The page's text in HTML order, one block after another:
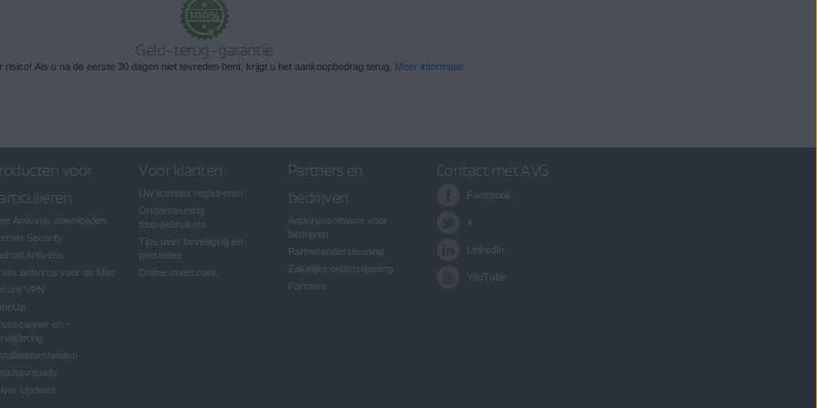
Geld-terug-garantie
risico! Als u na de eerste 30 dagen niet tevreden bent, krijgt u het aankoopbedrag terug. Meer informatie
voor
Antivirus downloaden
Security
Antivirus
antivirus voor de Mac
VPN
en -
Updater
Voor klanten
Uw licenties registreren
Ondersteuning
thuisgebruikers
Tips over beveiliging en
prestaties
Online onderzoek
Partners en
bedrijven
Antivirussoftware voor
bedrijven
Partnerondersteuning
Zakelijke ondersteuning
Partners
Contact met AVG
Facebook
X
LinkedIn
YouTube